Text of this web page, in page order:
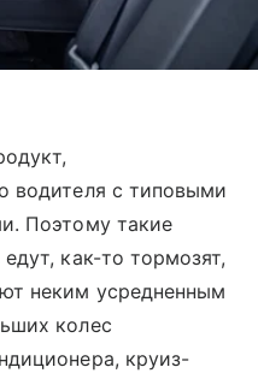
водителя с типовыми
Поэтому такие
как-то тормозят,
неким усредненным
колес
круиз-